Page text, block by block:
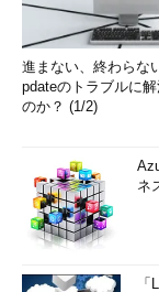
進まない、終わらな
pdateのトラブルに
のか？ (1/2)
ネ